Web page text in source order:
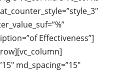
Effectiveness”]
md_spacing=”15″